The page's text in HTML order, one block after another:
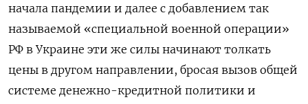
начала пандемии и далее с добавлением так
называемой «специальной военной операции»
РФ в Украине эти же силы начинают толкать
цены в другом направлении, бросая вызов общей
системе денежно-кредитной политики и